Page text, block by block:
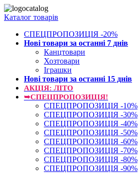
Каталог товарів
СПЕЦПРОПОЗИЦІЯ -20%
Нові товари за останнi 7 днiв
Канцтовари
Хозтовари
Іграшки
Нові товари за останнi 15 днiв
АКЦІЯ: ЛІТО
➥СПЕЦПРОПОЗИЦІЯ!
СПЕЦПРОПОЗИЦІЯ -10%
СПЕЦПРОПОЗИЦІЯ -30%
СПЕЦПРОПОЗИЦІЯ -40%
СПЕЦПРОПОЗИЦІЯ -50%
СПЕЦПРОПОЗИЦІЯ -60%
СПЕЦПРОПОЗИЦІЯ -70%
СПЕЦПРОПОЗИЦІЯ -80%
СПЕЦПРОПОЗИЦІЯ -90%